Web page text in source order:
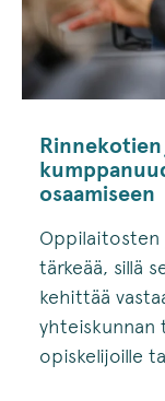
osaamiseen
Oppilaitosten
tärkeää, sillä
kehittää
yhteiskunnan
opiskelijoille